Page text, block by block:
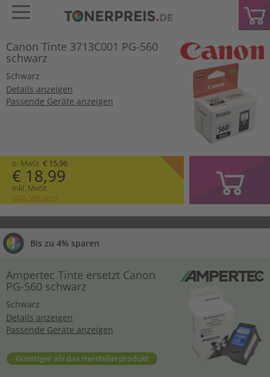
Canon Tinte 3713C001 PG-560
schwarz
Schwarz
Details anzeigen
Passende Geräte anzeigen
o. MwSt. € 15,96
€ 18,99
inkl. MwSt.
zzgl. Versand
Bis zu 4% sparen
Ampertec Tinte ersetzt Canon
PG-560 schwarz
Schwarz
Details anzeigen
Passende Geräte anzeigen
Günstiger als das Herstellerprodukt